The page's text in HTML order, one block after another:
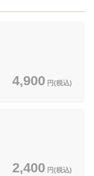
4,900 円(税込)
2,400 円(税込)